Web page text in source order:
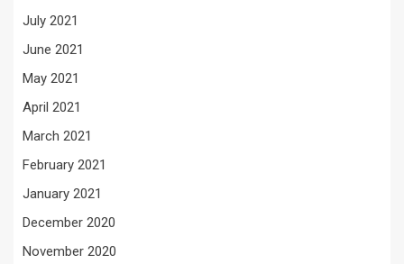
July 2021
June 2021
May 2021
April 2021
March 2021
February 2021
January 2021
December 2020
November 2020